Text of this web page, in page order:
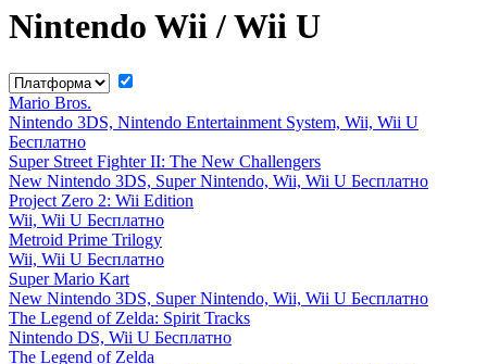
Nintendo Wii / Wii U
Mario Bros.
Nintendo 3DS, Nintendo Entertainment System, Wii, Wii U
Бесплатно
Super Street Fighter II: The New Challengers
New Nintendo 3DS, Super Nintendo, Wii, Wii U Бесплатно
Project Zero 2: Wii Edition
Wii, Wii U Бесплатно
Metroid Prime Trilogy
Wii, Wii U Бесплатно
Super Mario Kart
New Nintendo 3DS, Super Nintendo, Wii, Wii U Бесплатно
The Legend of Zelda: Spirit Tracks
Nintendo DS, Wii U Бесплатно
The Legend of Zelda